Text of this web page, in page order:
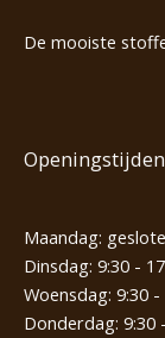
De mooiste
Maandag:
Dinsdag: 9:30 -
Woensdag: 9:30 -
Donderdag: 9:30